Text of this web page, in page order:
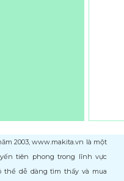
2003, www.makita.vn là một
tiên phong trong lĩnh vực
thể dễ dàng tìm thấy và mua